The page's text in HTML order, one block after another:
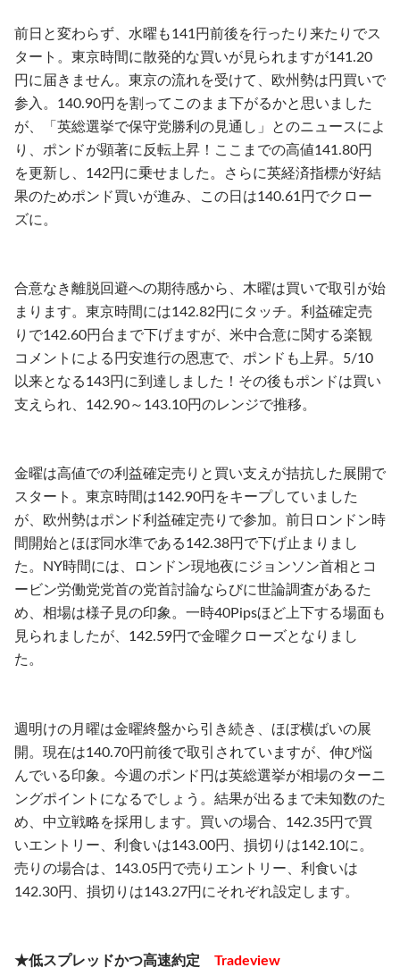
前日と変わらず、水曜も141円前後を行ったり来たりでス
タート。東京時間に散発的な買いが見られますが141.20
円に届きません。東京の流れを受けて、欧州勢は円買いで
参入。140.90円を割ってこのまま下がるかと思いました
が、「英総選挙で保守党勝利の見通し」とのニュースによ
り、ポンドが顕著に反転上昇！ここまでの高値141.80円
を更新し、142円に乗せました。さらに英経済指標が好結
果のためポンド買いが進み、この日は140.61円でクロー
ズに。
合意なき離脱回避への期待感から、木曜は買いで取引が始
まります。東京時間には142.82円にタッチ。利益確定売
りで142.60円台まで下げますが、米中合意に関する楽観
コメントによる円安進行の恩恵で、ポンドも上昇。5/10
以来となる143円に到達しました！その後もポンドは買い
支えられ、142.90～143.10円のレンジで推移。
金曜は高値での利益確定売りと買い支えが拮抗した展開で
スタート。東京時間は142.90円をキープしていました
が、欧州勢はポンド利益確定売りで参加。前日ロンドン時
間開始とほぼ同水準である142.38円で下げ止まりまし
た。NY時間には、ロンドン現地夜にジョンソン首相とコ
ービン労働党党首の党首討論ならびに世論調査があるた
め、相場は様子見の印象。一時40Pipsほど上下する場面も
見られましたが、142.59円で金曜クローズとなりまし
た。
週明けの月曜は金曜終盤から引き続き、ほぼ横ばいの展
開。現在は140.70円前後で取引されていますが、伸び悩
んでいる印象。今週のポンド円は英総選挙が相場のターニ
ングポイントになるでしょう。結果が出るまで未知数のた
め、中立戦略を採用します。買いの場合、142.35円で買
いエントリー、利食いは143.00円、損切りは142.10に。
売りの場合は、143.05円で売りエントリー、利食いは
142.30円、損切りは143.27円にそれぞれ設定します。
★低スプレッドかつ高速約定 Tradeview